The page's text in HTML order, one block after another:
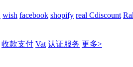
wish facebook shopify real Cdiscount
收款支付 Vat 认证服务 更多>